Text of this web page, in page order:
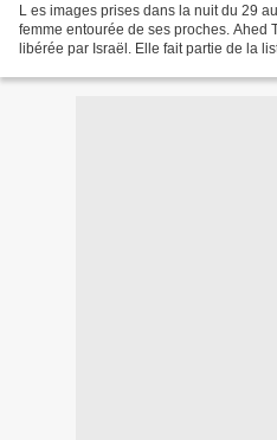
L es images prises dans la nuit du 29
femme entourée de ses proches. Ahed
libérée par Israël. Elle fait partie de la